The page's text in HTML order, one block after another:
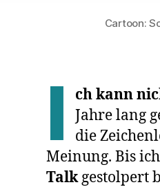
Cartoon:
I ch kann
Jahre lang
die
Meinung. Bis
Talkgestolpert